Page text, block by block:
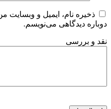
ذخیره نام، ایمیل و وبسایت
دوباره دیدگاهی می‌نویسم.
نقد و بررسی